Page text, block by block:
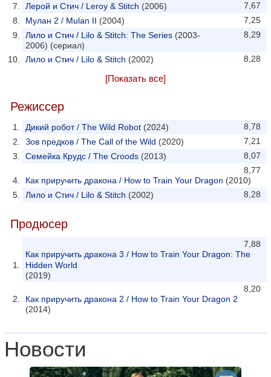
7,67
Лерой и Стич / Leroy & Stitch (2006)
7,25
Мулан 2 / Mulan II (2004)
8,29
Лило и Стич / Lilo & Stitch: The Series (2003-
2006) (сериал)
8,28
Лило и Стич / Lilo & Stitch (2002)
[Показать все]
Режиссер
8,78
Дикий робот / The Wild Robot (2024)
7,21
Зов предков / The Call of the Wild (2020)
8,07
Семейка Крудс / The Croods (2013)
8,77
Как приручить дракона / How to Train Your Dragon (2010)
8,28
Лило и Стич / Lilo & Stitch (2002)
Продюсер
7,88
Как приручить дракона 3 / How to Train Your Dragon: The
Hidden World
(2019)
8,20
Как приручить дракона 2 / How to Train Your Dragon 2
(2014)
Новости